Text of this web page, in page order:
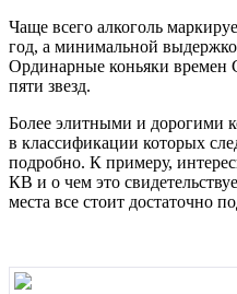
Чаще всего алкоголь
год, а минимальной
Ординарные коньяки времен
пяти звезд.
Более элитными и дорогими
в классификации которых
подробно. К примеру,
КВ и о чем это
места все стоит достаточно